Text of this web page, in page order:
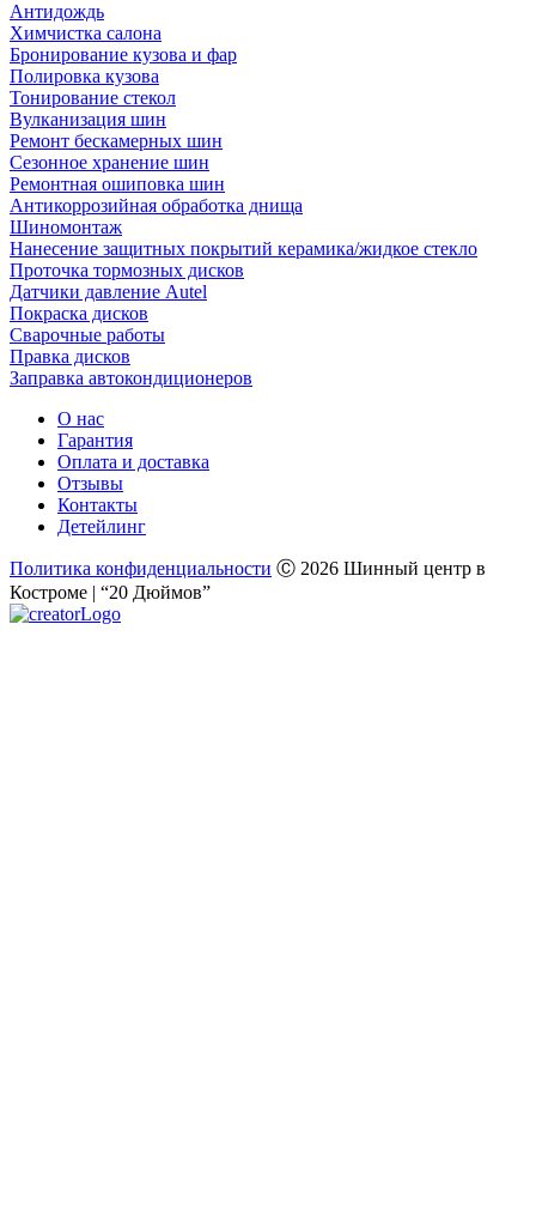
Антидождь
Химчистка салона
Бронирование кузова и фар
Полировка кузова
Тонирование стекол
Вулканизация шин
Ремонт бескамерных шин
Сезонное хранение шин
Ремонтная ошиповка шин
Антикоррозийная обработка днища
Шиномонтаж
Нанесение защитных покрытий керамика/жидкое стекло
Проточка тормозных дисков
Датчики давление Autel
Покраска дисков
Сварочные работы
Правка дисков
Заправка автокондиционеров
О нас
Гарантия
Оплата и доставка
Отзывы
Контакты
Детейлинг
Политика конфиденциальности Ⓒ 2026 Шинный центр в
Костроме | “20 Дюймов”